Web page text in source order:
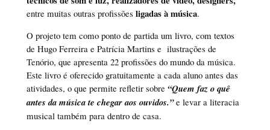
entre muitas outras profissões ligadas à música.
O projeto tem como ponto de partida um livro, com textos
de Hugo Ferreira e Patrícia Martins e ilustrações de
Tenório, que apresenta 22 profissões do mundo da música.
Este livro é oferecido gratuitamente a cada aluno antes das
atividades, o que permite refletir sobre “Quem faz o quê
antes da música te chegar aos ouvidos.”e levar a literacia
musical também para dentro de casa.